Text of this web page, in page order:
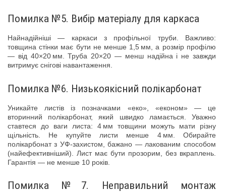
Помилка №5. Вибір матеріалу для каркаса
Найнадійніші — каркаси з профільної труби. Важливо:
товщина стінки має бути не менше 1,5 мм, а розмір профілю
— від 40×20 мм. Труба 20×20 — менш надійна і не завжди
витримує снігові навантаження.
Помилка №6. Низькоякісний полікарбонат
Уникайте листів із позначками «еко», «економ» — це
вторинний полікарбонат, який швидко ламається. Уважно
ставтеся до ваги листа: 4 мм товщини можуть мати різну
щільність. Не купуйте листи менше 4 мм. Обирайте
полікарбонат з УФ-захистом, бажано — лакованим способом
(найефективніший). Лист має бути прозорим, без вкраплень.
Гарантія — не менше 10 років.
Помилка №7. Неправильний монтаж